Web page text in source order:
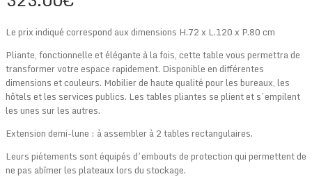
Le prix indiqué correspond aux dimensions H.72 x L.120 x P.80 cm
Pliante, fonctionnelle et élégante à la fois, cette table vous permettra de
transformer votre espace rapidement. Disponible en différentes
dimensions et couleurs. Mobilier de haute qualité pour les bureaux, les
hôtels et les services publics. Les tables pliantes se plient et s’empilent
les unes sur les autres.
Extension demi-lune : à assembler à 2 tables rectangulaires.
Leurs piétements sont équipés d’embouts de protection qui permettent de
ne pas abîmer les plateaux lors du stockage.